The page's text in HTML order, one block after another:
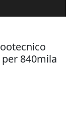
840mila